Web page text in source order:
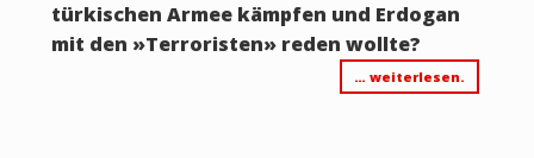
türkischen Armee kämpfen und Erdogan
mit den »Terroristen»reden wollte?
… weiterlesen.